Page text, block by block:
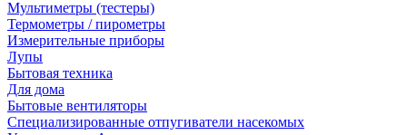
Мультиметры (тестеры)
Термометры / пирометры
Измерительные приборы
Лупы
Бытовая техника
Для дома
Бытовые вентиляторы
Специализированные отпугиватели насекомых